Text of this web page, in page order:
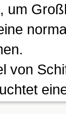
um
von